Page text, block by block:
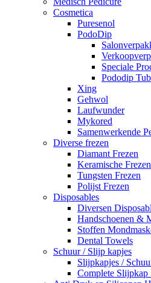
Cosmetica
Puresenol
PodoDip
Speciale
Pododip
Xing
Gehwol
Laufwunder
Mykored
Samenwerkende
Diverse frezen
Diamant Frezen
Keramische Frezen
Tungsten Frezen
Polijst Frezen
Disposables
Diversen
Handschoenen &
Stoffen
Dental Towels
Schuur / Slijp kapjes
Slijpkapjes /
Complete Slijpkap